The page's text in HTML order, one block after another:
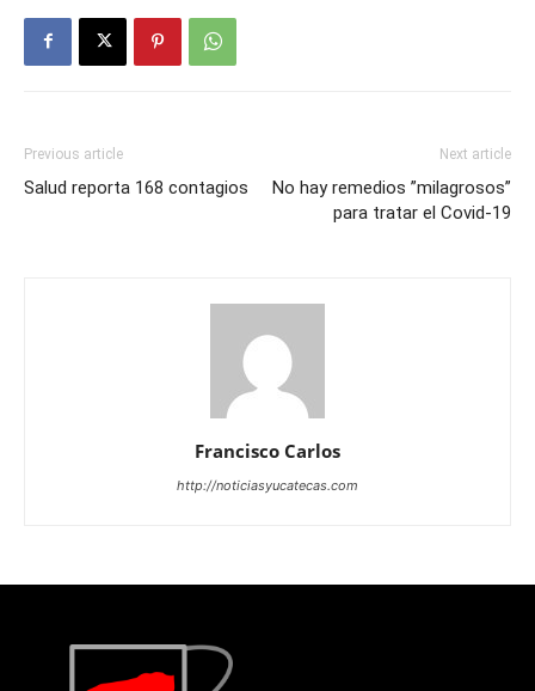
Previous article
Salud reporta 168 contagios
Next article
No hay remedios ”milagrosos”
para tratar el Covid-19
Francisco Carlos
http://noticiasyucatecas.com